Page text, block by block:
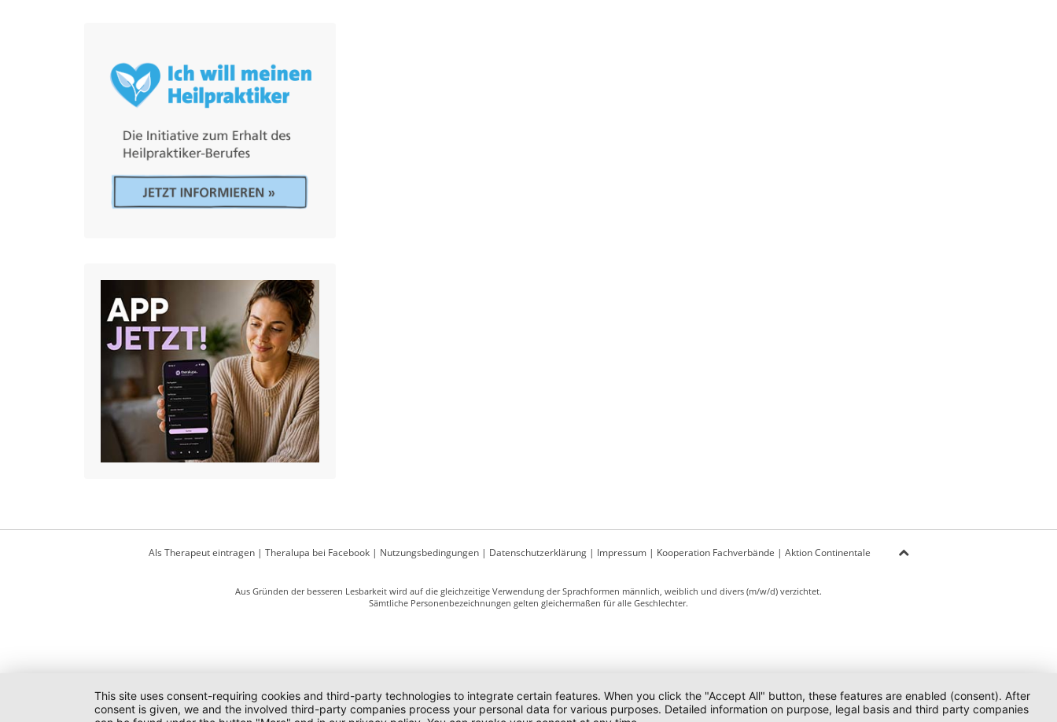
Als Therapeut eintragen| Theralupa bei Facebook| Nutzungsbedingungen| Datenschutzerklärung| Impressum| Kooperation Fachverbände | Aktion Continentale
Aus Gründen der besseren Lesbarkeit wird auf die gleichzeitige Verwendung der Sprachformen männlich, weiblich und divers (m/w/d) verzichtet.
Sämtliche Personenbezeichnungen gelten gleichermaßen für alle Geschlechter.
This site uses consent-requiring cookies and third-party technologies to integrate certain features. When you click the "Accept All" button, these features are enabled (consent). After
consent is given, we and the involved third-party companies process your personal data for various purposes. Detailed information on purpose, legal basis and third party companies